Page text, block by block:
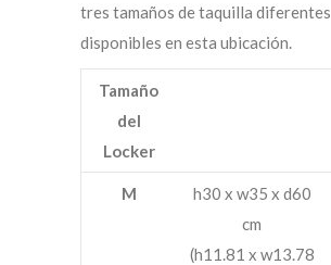
tres tamaños de taquilla diferentes
disponibles en esta ubicación.
Tamaño
del
Locker
M
h30 x w35 x d60
cm
(h11.81 x w13.78